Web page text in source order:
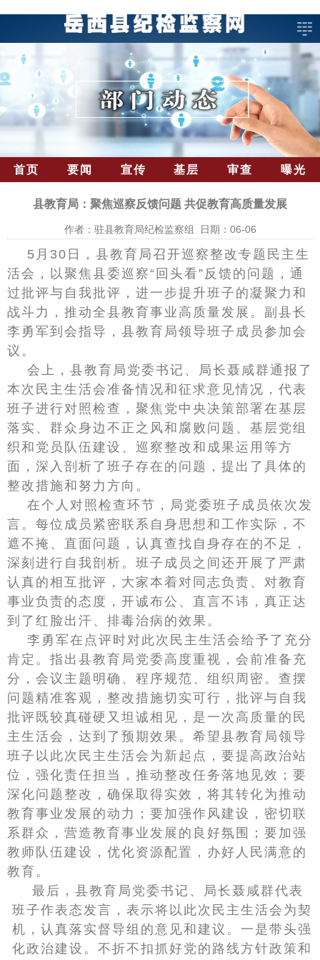
首页 要闻 宣传 基层 审查 曝光
县教育局：聚焦巡察反馈问题 共促教育高质量发展
作者：驻县教育局纪检监察组 日期：06-06
5月30日，县教育局召开巡察整改专题民主生
活会，以聚焦县委巡察“回头看”反馈的问题，通
过批评与自我批评，进一步提升班子的凝聚力和
战斗力，推动全县教育事业高质量发展。副县长
李勇军到会指导，县教育局领导班子成员参加会
议。​
会上，县教育局党委书记、局长聂咸群通报了
本次民主生活会准备情况和征求意见情况，代表
班子进行对照检查，聚焦党中央决策部署在基层
落实、群众身边不正之风和腐败问题、基层党组
织和党员队伍建设、巡察整改和成果运用等方
面，深入剖析了班子存在的问题，提出了具体的
整改措施和努力方向。
在个人对照检查环节，局党委班子成员依次发
言。每位成员紧密联系自身思想和工作实际，不
遮不掩、直面问题，认真查找自身存在的不足，
深刻进行自我剖析。班子成员之间还开展了严肃
认真的相互批评，大家本着对同志负责、对教育
事业负责的态度，开诚布公、直言不讳，真正达
到了红脸出汗、排毒治病的效果。​
李勇军在点评时对此次民主生活会给予了充分
肯定。指出县教育局党委高度重视，会前准备充
分，会议主题明确、程序规范、组织周密。查摆
问题精准客观，整改措施切实可行，批评与自我
批评既较真碰硬又坦诚相见，是一次高质量的民
主生活会，达到了预期效果。希望县教育局领导
班子以此次民主生活会为新起点，要提高政治站
位，强化责任担当，推动整改任务落地见效；要
深化问题整改，确保取得实效，将其转化为推动
教育事业发展的动力；要加强作风建设，密切联
系群众，营造教育事业发展的良好氛围；要加强
教师队伍建设，优化资源配置，办好人民满意的
教育。
最后，县教育局党委书记、局长聂咸群代表
班子作表态发言，表示将以此次民主生活会为契
机，认真落实督导组的意见和建议。一是带头强
化政治建设。不折不扣抓好党的路线方针政策和